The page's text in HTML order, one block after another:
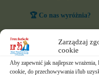
Zarządzaj
cookie
Aby zapewnić jak najlepsze
cookie, do przechowywania i/lub
🏆 Co nas wyróżnia?
⏲️ Ramowy rozkład